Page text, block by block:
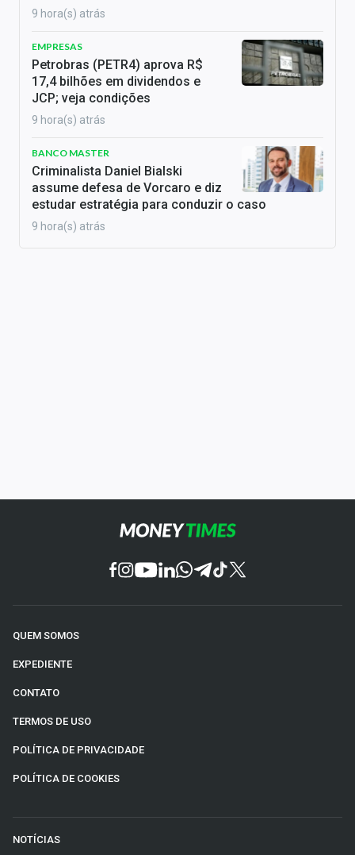
9 hora(s) atrás
EMPRESAS
Petrobras (PETR4) aprova R$
17,4 bilhões em dividendos e
JCP; veja condições
9 hora(s) atrás
BANCO MASTER
Criminalista Daniel Bialski
assume defesa de Vorcaro e diz
estudar estratégia para conduzir o caso
9 hora(s) atrás
QUEM SOMOS
EXPEDIENTE
CONTATO
TERMOS DE USO
POLÍTICA DE PRIVACIDADE
POLÍTICA DE COOKIES
NOTÍCIAS